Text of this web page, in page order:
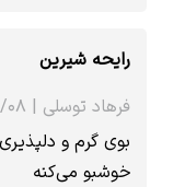
رایحه شیرین
فرهاد توسلی |
بوی گرم و
خوشبو می‌کنه